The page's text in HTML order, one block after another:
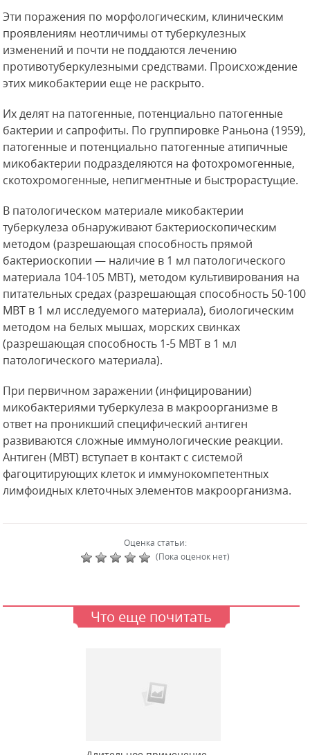
Эти поражения по морфологическим, клиническим
проявлениям неотличимы от туберкулезных
изменений и почти не поддаются лечению
противотуберкулезными средствами. Происхождение
этих микобактерии еще не раскрыто.
Их делят на патогенные, потенциально патогенные
бактерии и сапрофиты. По группировке Раньона (1959),
патогенные и потенциально патогенные атипичные
микобактерии подразделяются на фотохромогенные,
скотохромогенные, непигментные и быстрорастущие.
В патологическом материале микобактерии
туберкулеза обнаруживают бактериоскопическим
методом (разрешающая способность прямой
бактериоскопии — наличие в 1 мл патологического
материала 104-105 МВТ), методом культивирования на
питательных средах (разрешающая способность 50-100
МВТ в 1 мл исследуемого материала), биологическим
методом на белых мышах, морских свинках
(разрешающая способность 1-5 МВТ в 1 мл
патологического материала).
При первичном заражении (инфицировании)
микобактериями туберкулеза в макроорганизме в
ответ на проникший специфический антиген
развиваются сложные иммунологические реакции.
Антиген (МВТ) вступает в контакт с системой
фагоцитирующих клеток и иммунокомпетентных
лимфоидных клеточных элементов макроорганизма.
Оценка статьи:
(Пока оценок нет)
Что еще почитать